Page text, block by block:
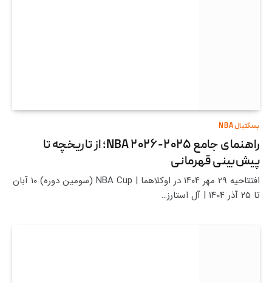
بسکتبال NBA
راهنمای جامع NBA ۲۰۲۶-۲۰۲۵؛ از تاریخچه تا
پیش‌بینی قهرمانی
افتتاحیه ۲۹ مهر ۱۴۰۴ در اوکلاهما | NBA Cup (سومین دوره) ۱۰ آبان
تا ۲۵ آذر ۱۴۰۴ | آل استارز…